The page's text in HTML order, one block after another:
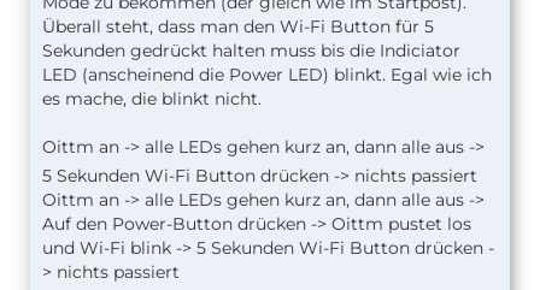
Überall steht, dass man den Wi-Fi Button für 5
Sekunden gedrückt halten muss bis die Indiciator
LED (anscheinend die Power LED) blinkt. Egal wie ich
es mache, die blinkt nicht.
Oittm an -> alle LEDs gehen kurz an, dann alle aus ->
5 Sekunden Wi-Fi Button drücken -> nichts passiert
Oittm an -> alle LEDs gehen kurz an, dann alle aus ->
Auf den Power-Button drücken -> Oittm pustet los
und Wi-Fi blink -> 5 Sekunden Wi-Fi Button drücken -
> nichts passiert